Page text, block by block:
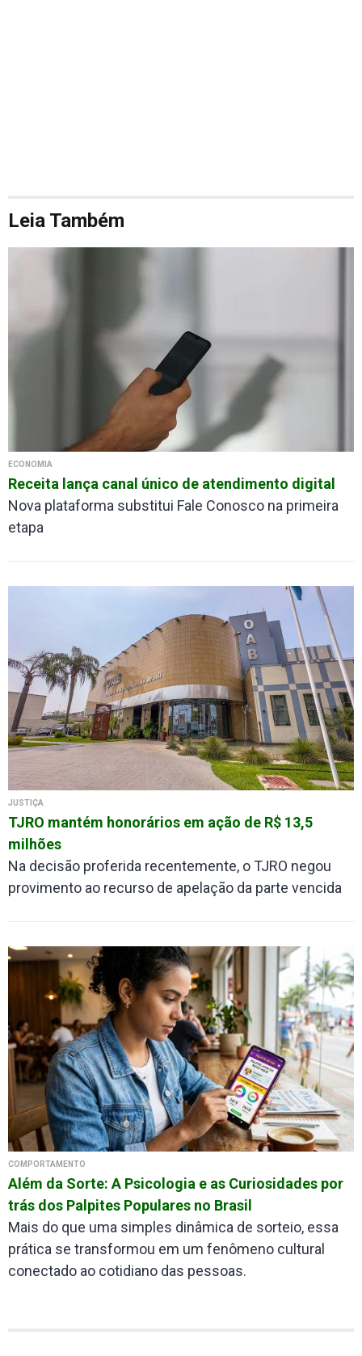
Leia Também
ECONOMIA
Receita lança canal único de atendimento digital
Nova plataforma substitui Fale Conosco na primeira
etapa
JUSTIÇA
TJRO mantém honorários em ação de R$ 13,5
milhões
Na decisão proferida recentemente, o TJRO negou
provimento ao recurso de apelação da parte vencida
COMPORTAMENTO
Além da Sorte: A Psicologia e as Curiosidades por
trás dos Palpites Populares no Brasil
Mais do que uma simples dinâmica de sorteio, essa
prática se transformou em um fenômeno cultural
conectado ao cotidiano das pessoas.